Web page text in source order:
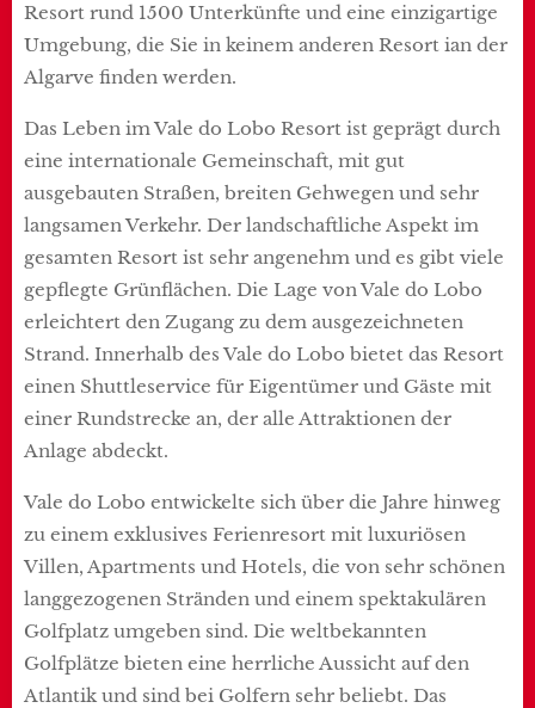
Resort rund 1500 Unterkünfte und eine einzigartige
Umgebung, die Sie in keinem anderen Resort ian der
Algarve finden werden.
Das Leben im Vale do Lobo Resort ist geprägt durch
eine internationale Gemeinschaft, mit gut
ausgebauten Straßen, breiten Gehwegen und sehr
langsamen Verkehr. Der landschaftliche Aspekt im
gesamten Resort ist sehr angenehm und es gibt viele
gepflegte Grünflächen. Die Lage von Vale do Lobo
erleichtert den Zugang zu dem ausgezeichneten
Strand. Innerhalb des Vale do Lobo bietet das Resort
einen Shuttleservice für Eigentümer und Gäste mit
einer Rundstrecke an, der alle Attraktionen der
Anlage abdeckt.
Vale do Lobo entwickelte sich über die Jahre hinweg
zu einem exklusives Ferienresort mit luxuriösen
Villen, Apartments und Hotels, die von sehr schönen
langgezogenen Stränden und einem spektakulären
Golfplatz umgeben sind. Die weltbekannten
Golfplätze bieten eine herrliche Aussicht auf den
Atlantik und sind bei Golfern sehr beliebt. Das